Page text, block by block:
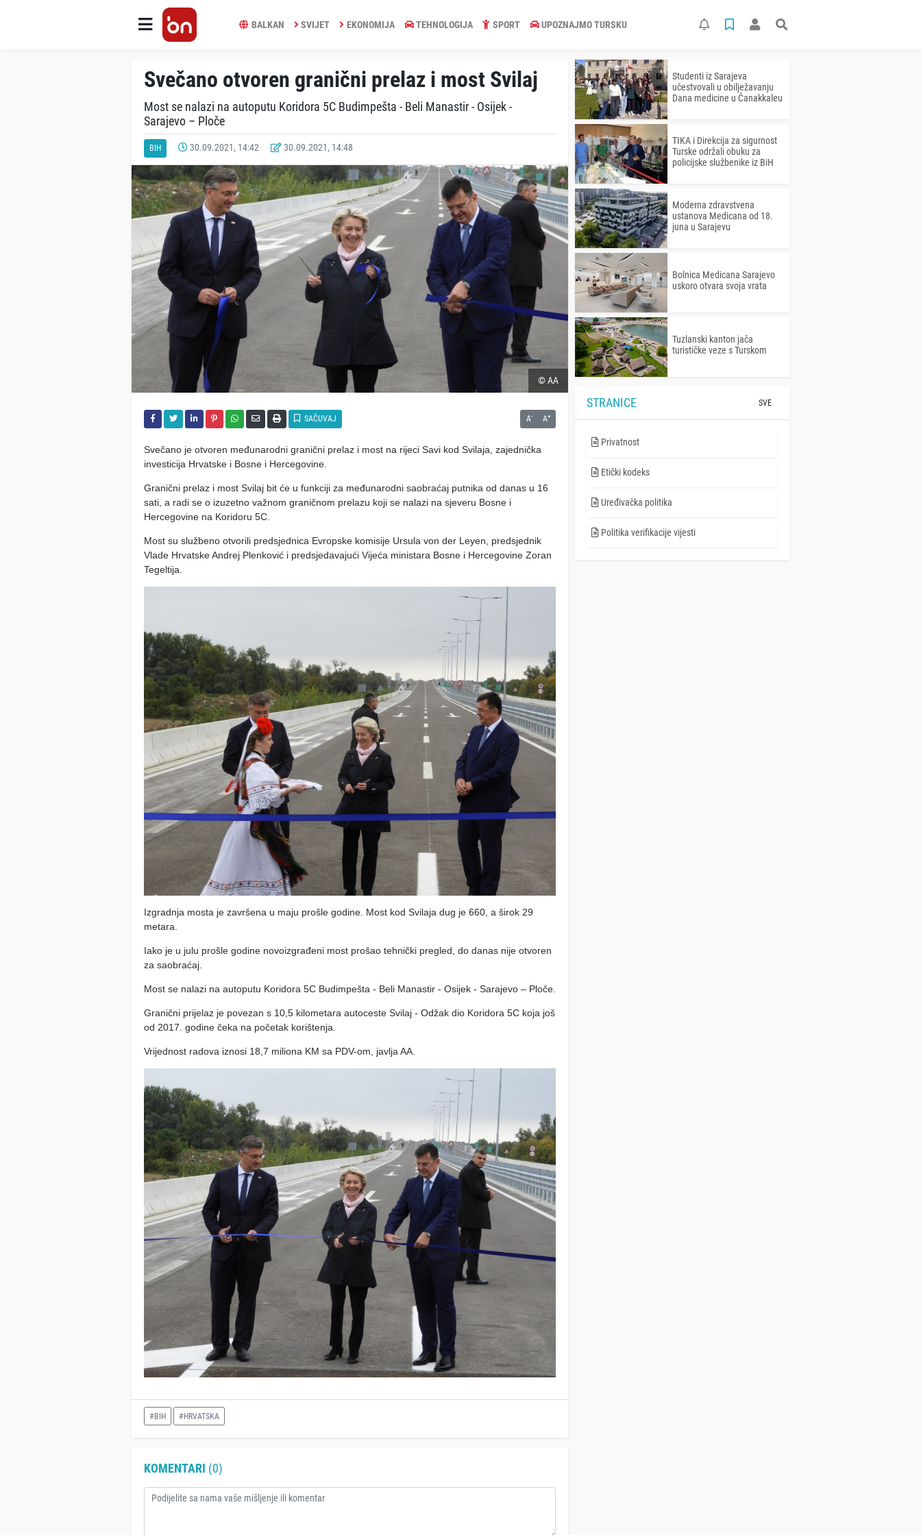
BALKAN SVIJET EKONOMIJA TEHNOLOGIJA SPORT UPOZNAJMO TURSKU
Svečano otvoren granični prelaz i most Svilaj
Most se nalazi na autoputu Koridora 5C Budimpešta - Beli Manastir - Osijek -
Sarajevo – Ploče
BIH 30.09.2021, 14:42 30.09.2021, 14:48
© AA
SAČUVAJ A- A+
Svečano je otvoren međunarodni granični prelaz i most na rijeci Savi kod Svilaja, zajednička
investicija Hrvatske i Bosne i Hercegovine.
Granični prelaz i most Svilaj bit će u funkciji za međunarodni saobraćaj putnika od danas u 16
sati, a radi se o izuzetno važnom graničnom prelazu koji se nalazi na sjeveru Bosne i
Hercegovine na Koridoru 5C.
Most su službeno otvorili predsjednica Evropske komisije Ursula von der Leyen, predsjednik
Vlade Hrvatske Andrej Plenković i predsjedavajući Vijeća ministara Bosne i Hercegovine Zoran
Tegeltija.
Izgradnja mosta je završena u maju prošle godine. Most kod Svilaja dug je 660, a širok 29
metara.
Iako je u julu prošle godine novoizgrađeni most prošao tehnički pregled, do danas nije otvoren
za saobraćaj.
Most se nalazi na autoputu Koridora 5C Budimpešta - Beli Manastir - Osijek - Sarajevo – Ploče.
Granični prijelaz je povezan s 10,5 kilometara autoceste Svilaj - Odžak dio Koridora 5C koja još
od 2017. godine čeka na početak korištenja.
Vrijednost radova iznosi 18,7 miliona KM sa PDV-om, javlja AA.
#BIH #HRVATSKA
KOMENTARI (0)
Studenti iz Sarajeva
učestvovali u obilježavanju
Dana medicine u Čanakkaleu
TIKA i Direkcija za sigurnost
Turske održali obuku za
policijske službenike iz BiH
Moderna zdravstvena
ustanova Medicana od 18.
juna u Sarajevu
Bolnica Medicana Sarajevo
uskoro otvara svoja vrata
Tuzlanski kanton jača
turističke veze s Turskom
STRANICE SVE
Privatnost
Etički kodeks
Uređivačka politika
Politika verifikacije vijesti